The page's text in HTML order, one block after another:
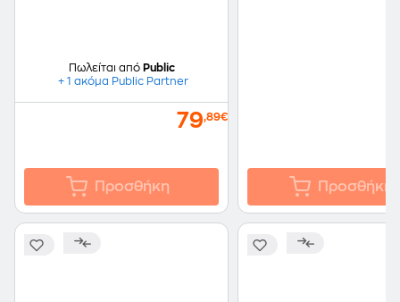
Πωλείται από Public
+ 1 ακόμα Public Partner
79,89€
Προσθήκη Προσθήκη